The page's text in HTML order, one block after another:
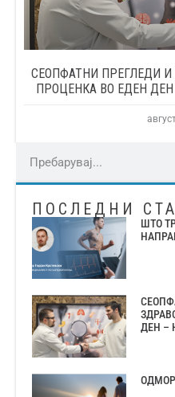
СЕОПФАТНИ ПРЕГЛЕДИ
ПРОЦЕНКА ВО ЕДЕН ДЕН
ПОСЛЕДНИ
ШТО
ДЕН –